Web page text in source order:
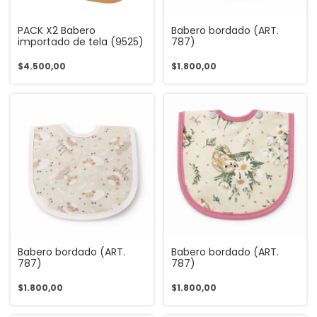
PACK X2 Babero
importado de tela (9525)
$4.500,00
Babero bordado (ART.
787)
$1.800,00
Babero bordado (ART.
787)
$1.800,00
Babero bordado (ART.
787)
$1.800,00